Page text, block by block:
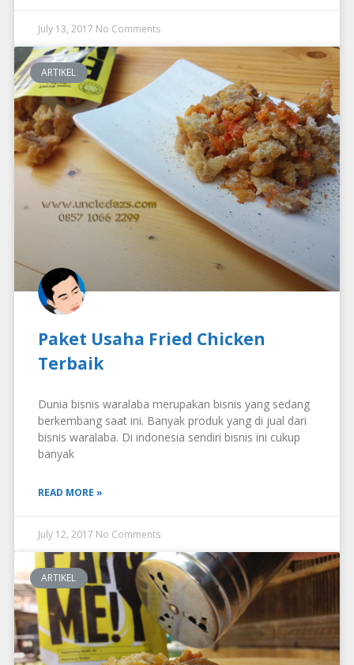
July 13, 2017 No Comments
ARTIKEL
Paket Usaha Fried Chicken
Terbaik
Dunia bisnis waralaba merupakan bisnis yang sedang
berkembang saat ini. Banyak produk yang di jual dari
bisnis waralaba. Di indonesia sendiri bisnis ini cukup
banyak
READ MORE »
July 12, 2017 No Comments
ARTIKEL